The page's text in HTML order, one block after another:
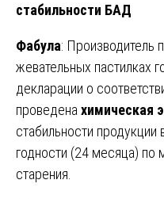
стабильности БАД
Фабула: Производитель
жевательных пастилках
декларации о
проведена химическая
стабильности продукции
годности (24 месяца) по
старения.